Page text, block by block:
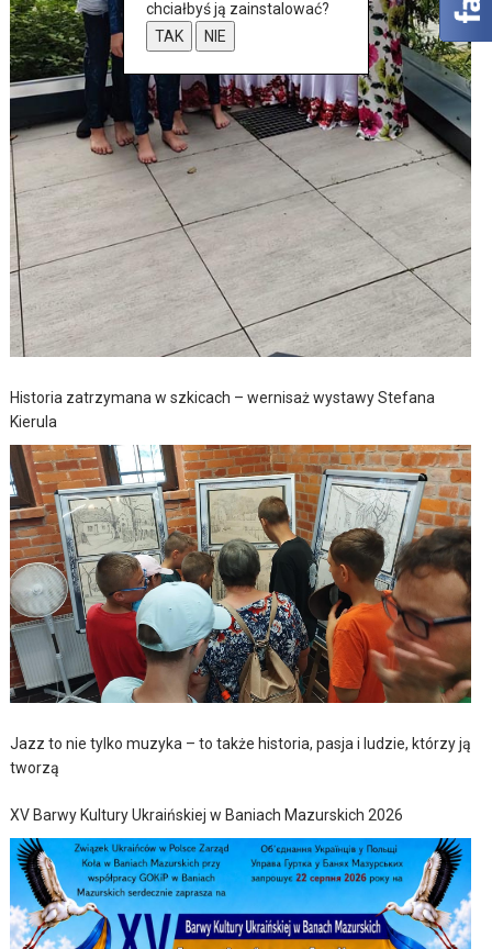
Historia zatrzymana w szkicach – wernisaż wystawy Stefana
Kierula
Jazz to nie tylko muzyka – to także historia, pasja i ludzie, którzy ją
tworzą
XV Barwy Kultury Ukraińskiej w Baniach Mazurskich 2026
chciałbyś ją zainstalować?
TAK
NIE